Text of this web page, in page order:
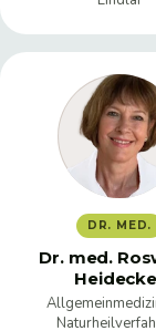
DR. MED.
Dr. med.